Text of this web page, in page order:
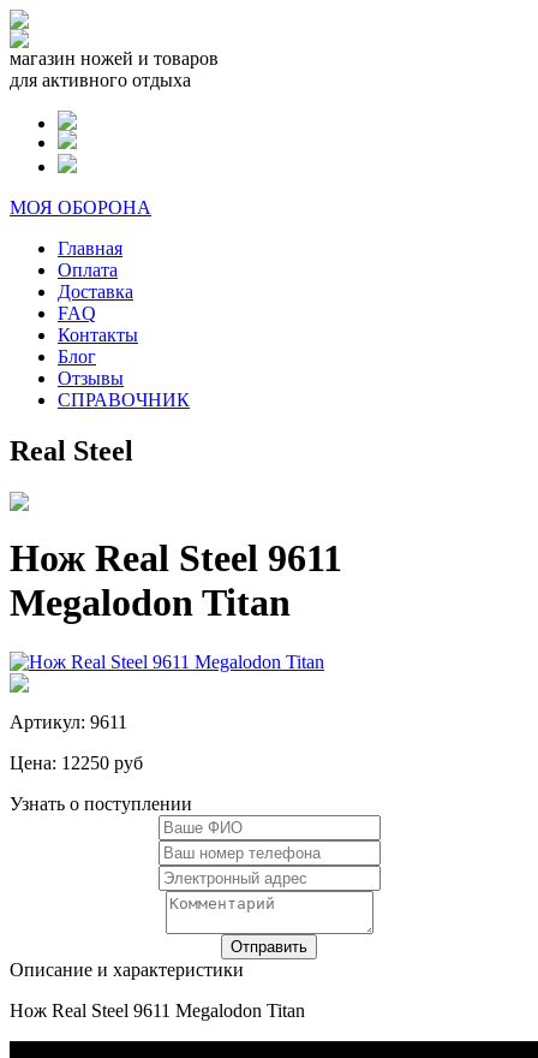
магазин ножей и товаров
для активного отдыха
МОЯ ОБОРОНА
Главная
Оплата
Доставка
FAQ
Контакты
Блог
Отзывы
СПРАВОЧНИК
Real Steel
Нож Real Steel 9611
Megalodon Titan
Артикул: 9611
Цена: 12250 руб
Узнать о поступлении
Описание и характеристики
Нож Real Steel 9611 Megalodon Titan